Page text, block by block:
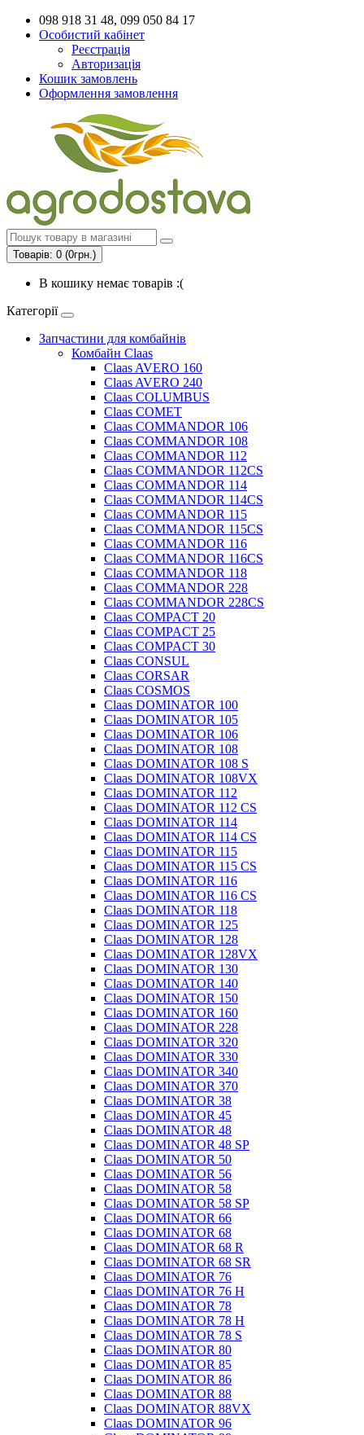
098 918 31 48, 099 050 84 17
Особистий кабінет
Реєстрація
Авторизація
Кошик замовлень
Оформлення замовлення
Товарів: 0 (0грн.)
В кошику немає товарів :(
Категорії
Запчастини для комбайнів
Комбайн Claas
Claas AVERO 160
Claas AVERO 240
Claas COLUMBUS
Claas COMET
Claas COMMANDOR 106
Claas COMMANDOR 108
Claas COMMANDOR 112
Claas COMMANDOR 112CS
Claas COMMANDOR 114
Claas COMMANDOR 114CS
Claas COMMANDOR 115
Claas COMMANDOR 115CS
Claas COMMANDOR 116
Claas COMMANDOR 116CS
Claas COMMANDOR 118
Claas COMMANDOR 228
Claas COMMANDOR 228CS
Claas COMPACT 20
Claas COMPACT 25
Claas COMPACT 30
Claas CONSUL
Claas CORSAR
Claas COSMOS
Claas DOMINATOR 100
Claas DOMINATOR 105
Claas DOMINATOR 106
Claas DOMINATOR 108
Claas DOMINATOR 108 S
Claas DOMINATOR 108VX
Claas DOMINATOR 112
Claas DOMINATOR 112 CS
Claas DOMINATOR 114
Claas DOMINATOR 114 CS
Claas DOMINATOR 115
Claas DOMINATOR 115 CS
Claas DOMINATOR 116
Claas DOMINATOR 116 CS
Claas DOMINATOR 118
Claas DOMINATOR 125
Claas DOMINATOR 128
Claas DOMINATOR 128VX
Claas DOMINATOR 130
Claas DOMINATOR 140
Claas DOMINATOR 150
Claas DOMINATOR 160
Claas DOMINATOR 228
Claas DOMINATOR 320
Claas DOMINATOR 330
Claas DOMINATOR 340
Claas DOMINATOR 370
Claas DOMINATOR 38
Claas DOMINATOR 45
Claas DOMINATOR 48
Claas DOMINATOR 48 SP
Claas DOMINATOR 50
Claas DOMINATOR 56
Claas DOMINATOR 58
Claas DOMINATOR 58 SP
Claas DOMINATOR 66
Claas DOMINATOR 68
Claas DOMINATOR 68 R
Claas DOMINATOR 68 SR
Claas DOMINATOR 76
Claas DOMINATOR 76 H
Claas DOMINATOR 78
Claas DOMINATOR 78 H
Claas DOMINATOR 78 S
Claas DOMINATOR 80
Claas DOMINATOR 85
Claas DOMINATOR 86
Claas DOMINATOR 88
Claas DOMINATOR 88VX
Claas DOMINATOR 96